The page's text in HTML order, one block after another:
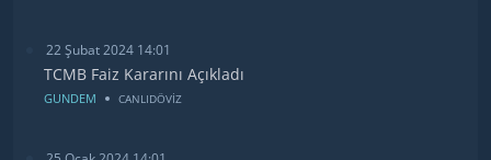
22 Şubat 2024 14:01
TCMB Faiz Kararını Açıkladı
GUNDEM CANLIDÖVİZ